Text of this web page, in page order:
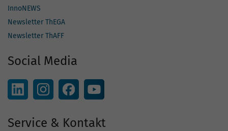
InnoNEWS
Newsletter ThEGA
Newsletter ThAFF
Social Media
Service & Kontakt